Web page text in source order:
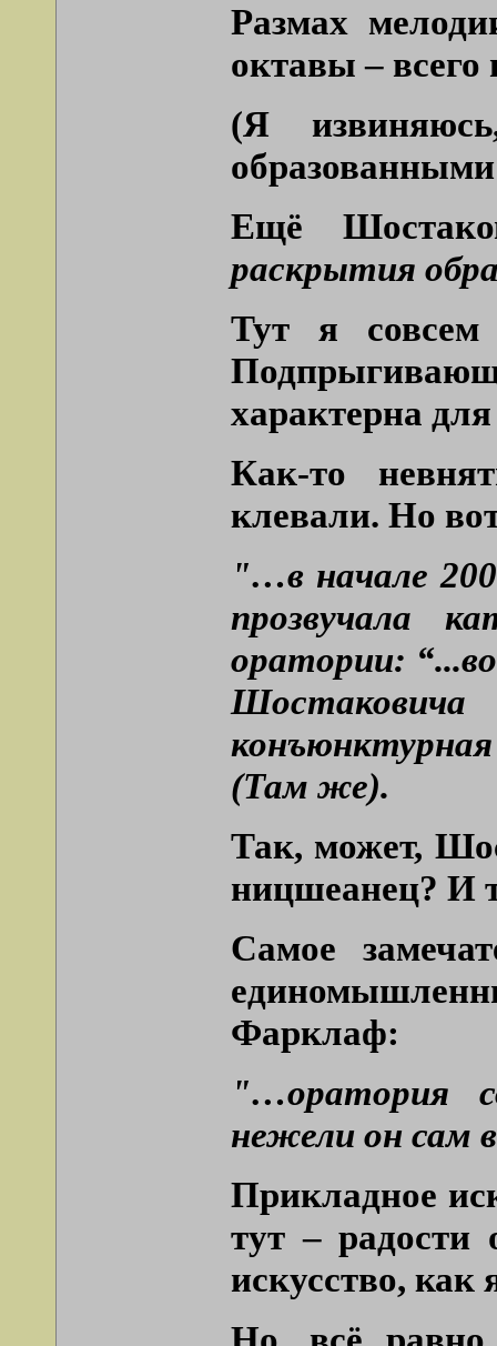
Размах
октавы –
(Я
Ещё
раскрытия
Тут я совсем
характерна
Как-то
клевали. Но
"…в начале
прозвучала
оратории:
Шостаковича
(Там же).
Так, может,
ницшеанец? И
Самое
Фарклаф:
"…оратория
нежели он сам
Прикладное
тут – радости
искусство, как